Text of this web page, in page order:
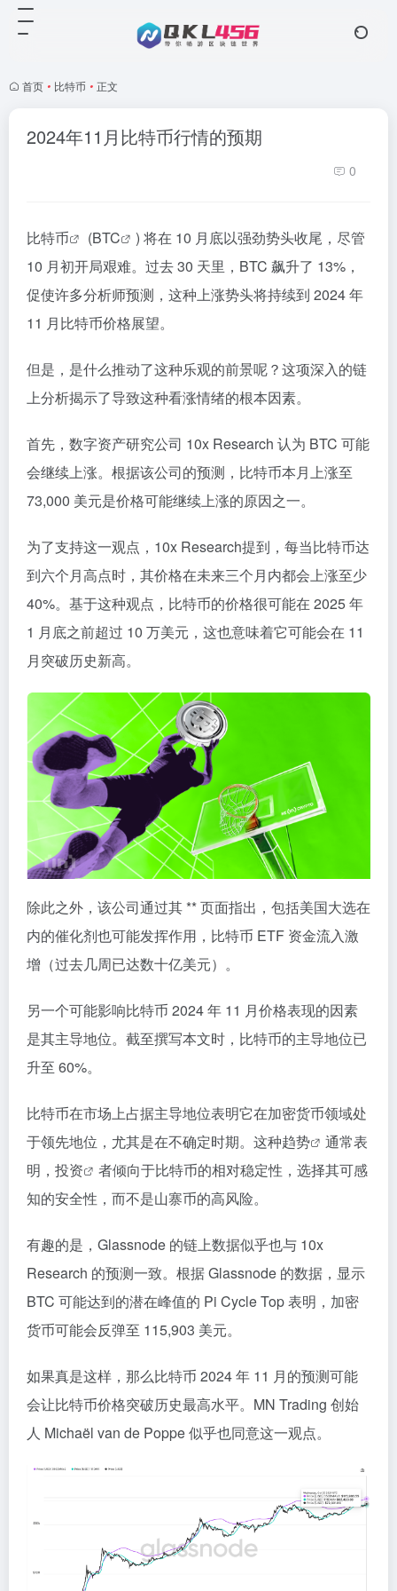
首页 • 比特币 • 正文
2024年11月比特币行情的预期
0
比特币 (BTC
) 将在 10 月底以强劲势头收尾，尽管
10 月初开局艰难。过去 30 天里，BTC 飙升了 13%，
促使许多分析师预测，这种上涨势头将持续到 2024 年
11 月比特币价格展望。
但是，是什么推动了这种乐观的前景呢？这项深入的链
上分析揭示了导致这种看涨情绪的根本因素。
首先，数字资产研究公司 10x Research 认为 BTC 可能
会继续上涨。根据该公司的预测，比特币本月上涨至
73,000 美元是价格可能继续上涨的原因之一。
为了支持这一观点，10x Research提到，每当比特币达
到六个月高点时，其价格在未来三个月内都会上涨至少
40%。基于这种观点，比特币的价格很可能在 2025 年
1 月底之前超过 10 万美元，这也意味着它可能会在 11
月突破历史新高。
除此之外，该公司通过其 ** 页面指出，包括美国大选在
内的催化剂也可能发挥作用，比特币 ETF 资金流入激
增（过去几周已达数十亿美元）。
另一个可能影响比特币 2024 年 11 月价格表现的因素
是其主导地位。截至撰写本文时，比特币的主导地位已
升至 60%。
比特币在市场上占据主导地位表明它在加密货币领域处
于领先地位，尤其是在不确定时期。这种趋势
通常表
明， 投资
者倾向于比特币的相对稳定性，选择其可感
知的安全性，而不是山寨币的高风险。
有趣的是，Glassnode 的链上数据似乎也与 10x
Research 的预测一致。根据 Glassnode 的数据，显示
BTC 可能达到的潜在峰值的 Pi Cycle Top 表明，加密
货币可能会反弹至 115,903 美元。
如果真是这样，那么比特币 2024 年 11 月的预测可能
会让比特币价格突破历史最高水平。MN Trading 创始
人 Michaël van de Poppe 似乎也同意这一观点。